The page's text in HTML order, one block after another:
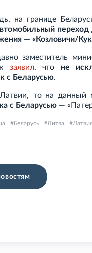
на границе
— «Козловичи/
заместитель
заявил, что не
с Беларусью.
Латвии, то на
с Беларусью —
Беларусь Литва Латвия